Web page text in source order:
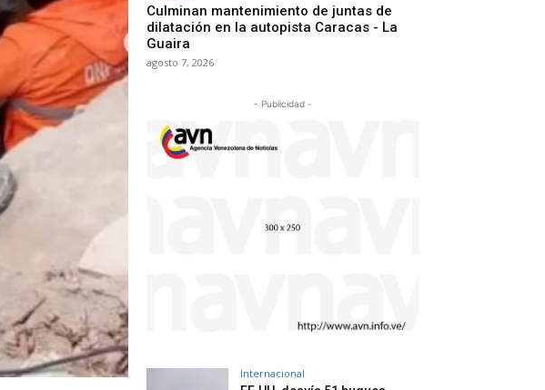
Culminan mantenimiento de juntas de
dilatación en la autopista Caracas - La
Guaira
agosto 7, 2026
- Publicidad -
Internacional